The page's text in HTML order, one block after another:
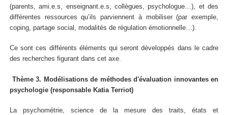
(parents, ami.e.s, enseignant.e.s, collègues, psychologue…), et des
différentes ressources qu’ils parviennent à mobiliser (par exemple,
coping, partage social, modalités de régulation émotionnelle…).
Ce sont ces différents éléments qui seront développés dans le cadre
des recherches figurant dans cet axe.
Thème 3. Modélisations de méthodes d'évaluation innovantes en
psychologie (responsable Katia Terriot)
La psychométrie, science de la mesure des traits, états et